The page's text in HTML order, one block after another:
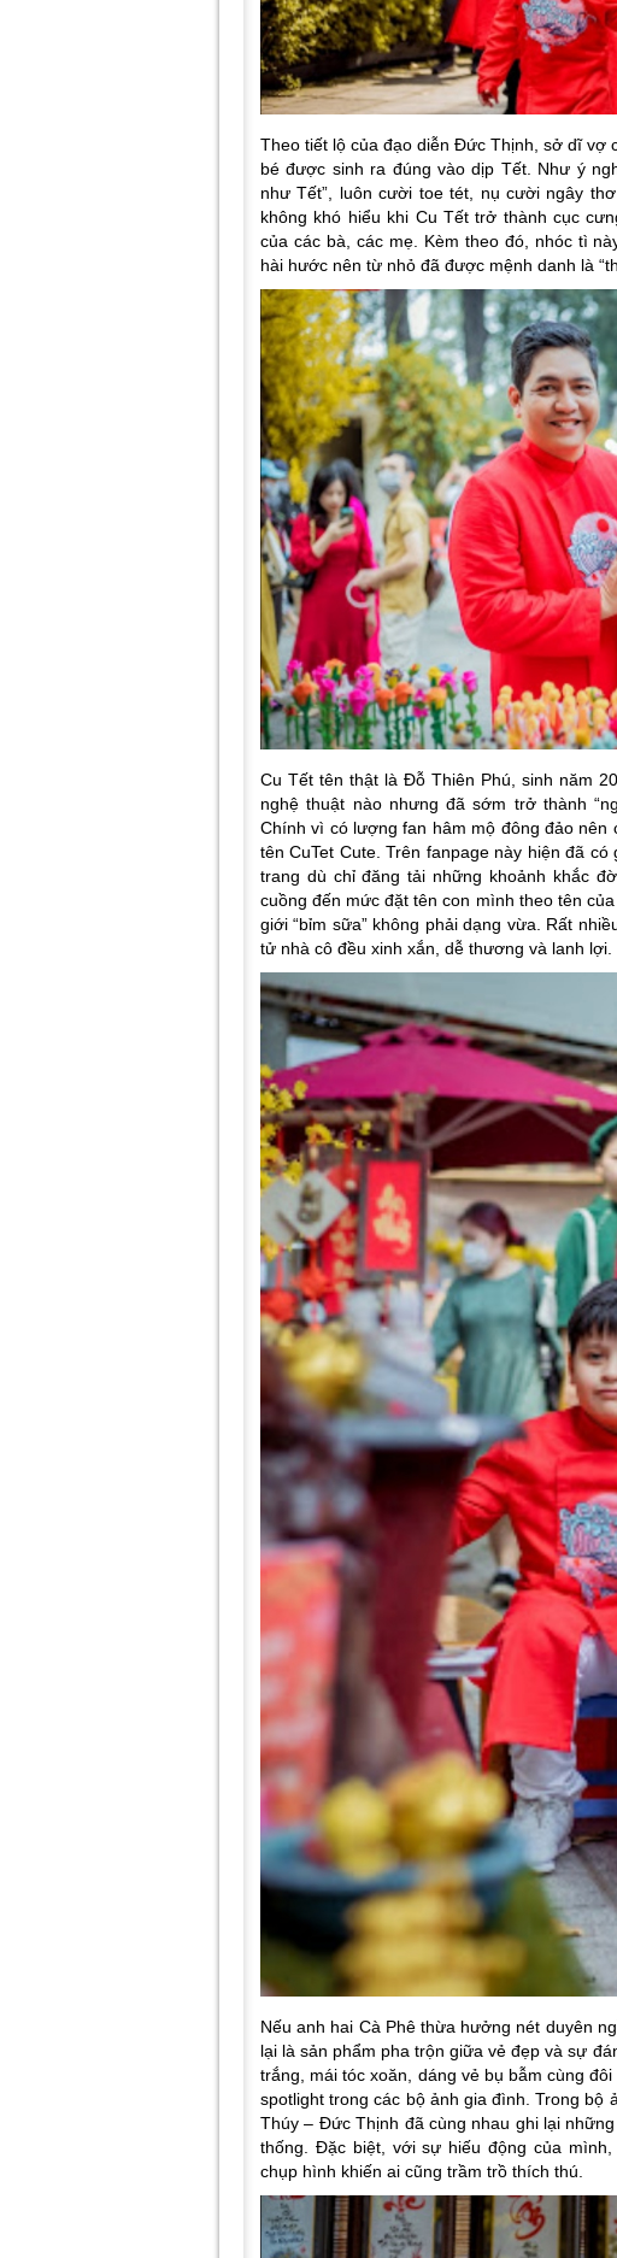
Theo tiết lộ của đạo diễn Đức Thịnh, sở dĩ vợ
bé được sinh ra đúng vào dịp Tết. Như ý
như Tết”, luôn cười toe tét, nụ cười ngây
không khó hiểu khi Cu Tết trở thành cục
của các bà, các mẹ. Kèm theo đó, nhóc tì
hài hước nên từ nhỏ đã được mệnh danh là
Cu Tết tên thật là Đỗ Thiên Phú, sinh năm
nghệ thuật nào nhưng đã sớm trở thành
Chính vì có lượng fan hâm mộ đông đảo
tên CuTet Cute. Trên fanpage này hiện đã
trang dù chỉ đăng tải những khoảnh khắc
cuồng đến mức đặt tên con mình theo tên
giới “bỉm sữa” không phải dạng vừa. Rất
tử nhà cô đều xinh xắn, dễ thương và lanh lợi.
Nếu anh hai Cà Phê thừa hưởng nét duyên
lại là sản phẩm pha trộn giữa vẻ đẹp và sự
trắng, mái tóc xoăn, dáng vẻ bụ bẫm cùng
spotlight trong các bộ ảnh gia đình. Trong bộ
Thúy – Đức Thịnh đã cùng nhau ghi lại
thống. Đặc biệt, với sự hiếu động của
chụp hình khiến ai cũng trầm trồ thích thú.